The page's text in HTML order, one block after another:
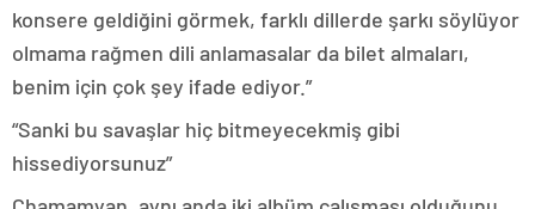
konsere geldiğini görmek, farklı dillerde şarkı söylüyor
olmama rağmen dili anlamasalar da bilet almaları,
benim için çok şey ifade ediyor.”
“Sanki bu savaşlar hiç bitmeyecekmiş gibi
hissediyorsunuz”